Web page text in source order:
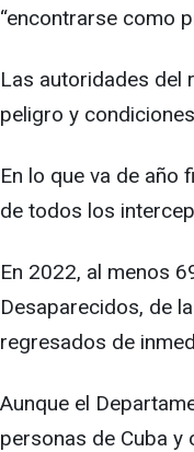
“encontrarse como
Las autoridades del
peligro y
En lo que va de año
de todos los
En 2022, al menos
Desaparecidos, de
regresados de
Aunque el
personas de Cuba y